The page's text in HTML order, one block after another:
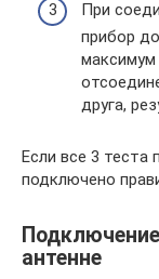
При
прибор
друга,
Если все 3 теста
подключено
антенне